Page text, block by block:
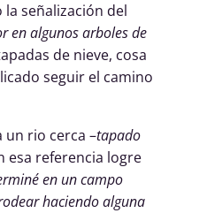
señalización del
en algunos arboles de
de nieve, cosa
seguir el camino
rio cerca –tapado
esa referencia logre
en un campo
haciendo alguna